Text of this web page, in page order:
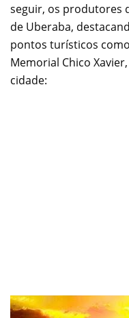
seguir, os produtores
de Uberaba,
pontos turísticos
Memorial Chico
cidade: